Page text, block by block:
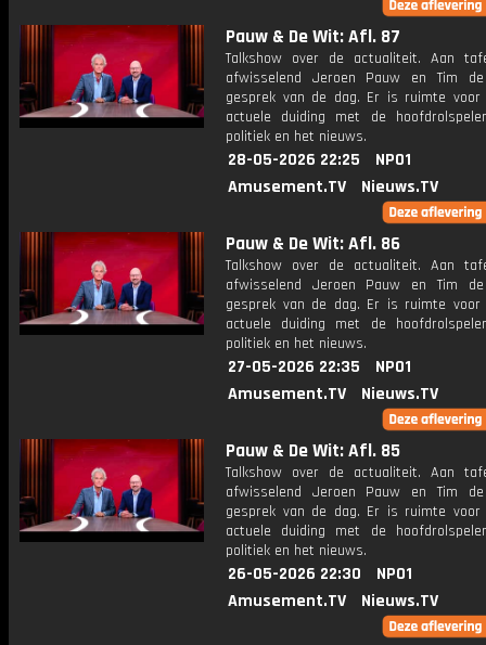
Pauw & De Wit: Afl. 87
Talkshow over de actualiteit. Aan
afwisselend Jeroen Pauw en Tim
gesprek van de dag. Er is ruimte
actuele duiding met de
politiek en het nieuws.
28-05-2026 22:25
NPO1
Amusement.TV
Nieuws.TV
Pauw & De Wit: Afl. 86
Talkshow over de actualiteit. Aan
afwisselend Jeroen Pauw en Tim
gesprek van de dag. Er is ruimte
actuele duiding met de
politiek en het nieuws.
27-05-2026 22:35
NPO1
Amusement.TV
Nieuws.TV
Pauw & De Wit: Afl. 85
Talkshow over de actualiteit. Aan
afwisselend Jeroen Pauw en Tim
gesprek van de dag. Er is ruimte
actuele duiding met de
politiek en het nieuws.
26-05-2026 22:30
NPO1
Amusement.TV
Nieuws.TV